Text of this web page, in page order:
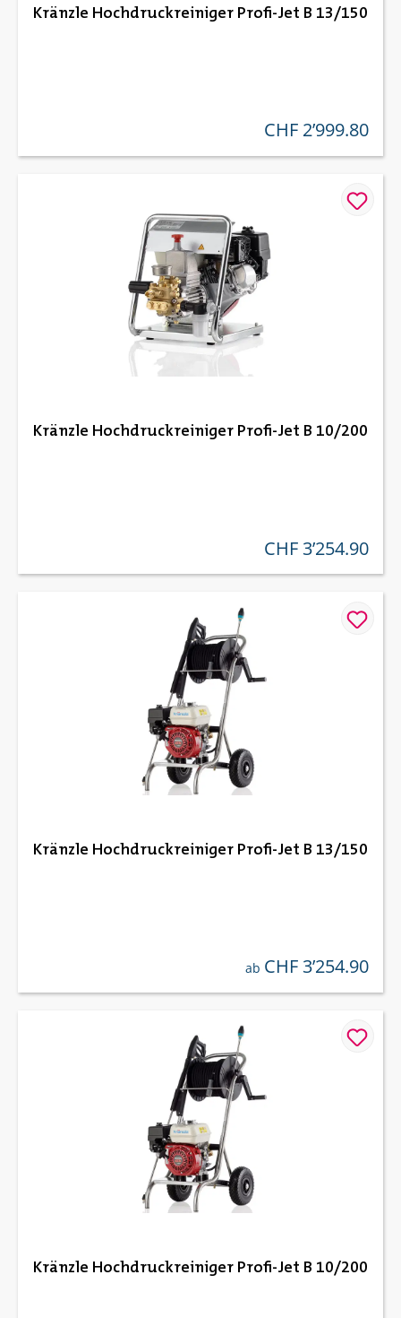
Kränzle Hochdruckreiniger Profi-Jet B 13/150
regulärer preis:
CHF 2’999.80
Kränzle Hochdruckreiniger Profi-Jet B 10/200
regulärer preis:
CHF 3’254.90
Kränzle Hochdruckreiniger Profi-Jet B 13/150
regulärer preis:
ab CHF 3’254.90
Kränzle Hochdruckreiniger Profi-Jet B 10/200